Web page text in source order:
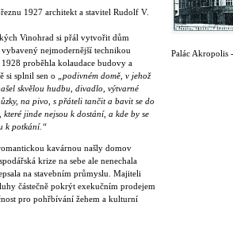
1927 architekt a stavitel Rudolf V.
Vinohrad si přál vytvořit dům
nejmodernější technikou
proběhla kolaudace budovy a
si splnil sen o
„podivném domě, v jehož
skvělou hudbu, divadlo, výtvarné
na pivo, s přáteli tančit a bavit se do
jinde nejsou k dostání, a kde by se
k potkání.“
kavárnou našly domov
krize na sebe ale nenechala
na stavebním průmyslu. Majiteli
částečně pokrýt exekučním prodejem
pro pohřbívání žehem a kulturní
Palác Akropolis